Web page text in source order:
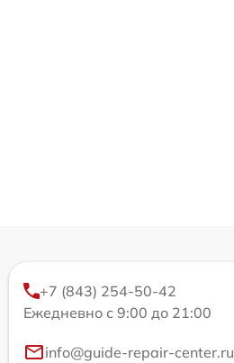
+7 (843) 254-50-42
Ежедневно с 9:00 до 21:00
info@guide-repair-center.ru